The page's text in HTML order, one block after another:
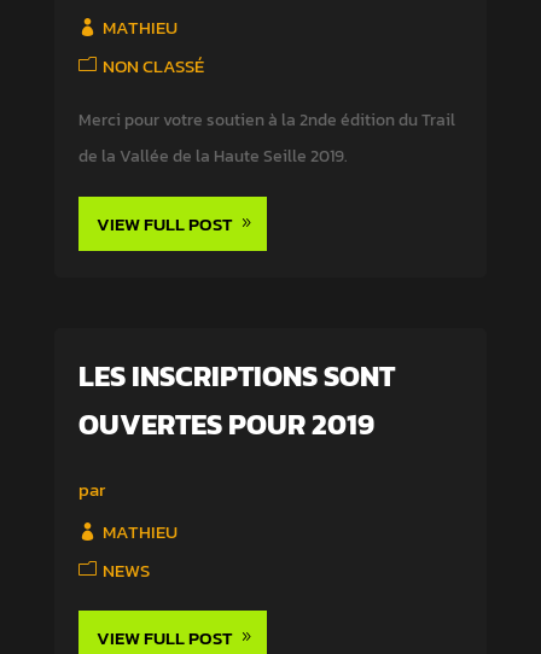
MATHIEU
NON CLASSÉ
Merci pour votre soutien à la 2nde édition du Trail
de la Vallée de la Haute Seille 2019.
VIEW FULL POST
LES INSCRIPTIONS SONT
OUVERTES POUR 2019
par
MATHIEU
NEWS
VIEW FULL POST